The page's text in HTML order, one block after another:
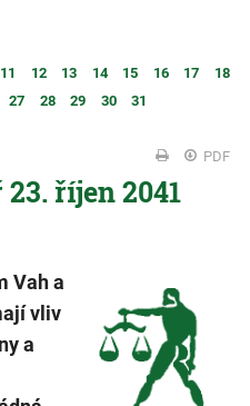
11 12 13 14 15 16 17
18
27 28 29 30 31
PDF
říjen 2041
Vah a
vliv
a